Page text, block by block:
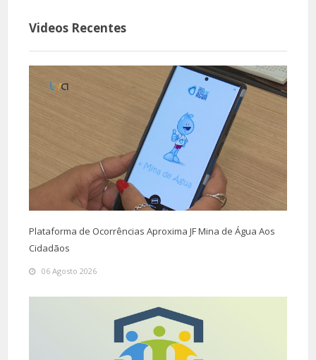
Videos Recentes
Plataforma de Ocorrências Aproxima JF Mina de Água Aos
Cidadãos
06 Agosto 2026